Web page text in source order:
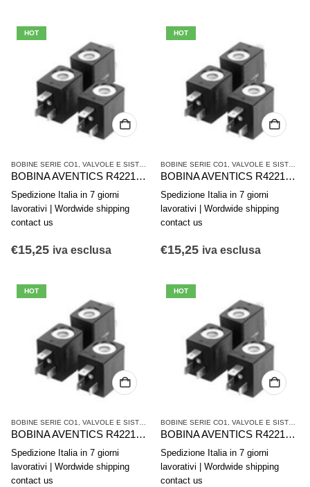
HOT
BOBINE SERIE CO1 VALVOLE E SISTEMI DI VALVOLE AVENTICS
BOBINA AVENTICS R422101601
Spedizione Italia in 7 giorni
lavorativi | Wordwide shipping
contact us
€15,25 iva esclusa
HOT
BOBINE SERIE CO1 VALVOLE E SISTEMI DI VALVOLE AVENTICS
BOBINA AVENTICS R422101600
Spedizione Italia in 7 giorni
lavorativi | Wordwide shipping
contact us
€15,25 iva esclusa
HOT
BOBINE SERIE CO1, VALVOLE E SISTEMI DI VALVOLE AVENTICS
BOBINA AVENTICS R422101599
Spedizione Italia in 7 giorni
lavorativi | Wordwide shipping
contact us
HOT
BOBINE SERIE CO1, VALVOLE E SISTEMI DI VALVOLE AVENTICS
BOBINA AVENTICS R422101598
Spedizione Italia in 7 giorni
lavorativi | Wordwide shipping
contact us